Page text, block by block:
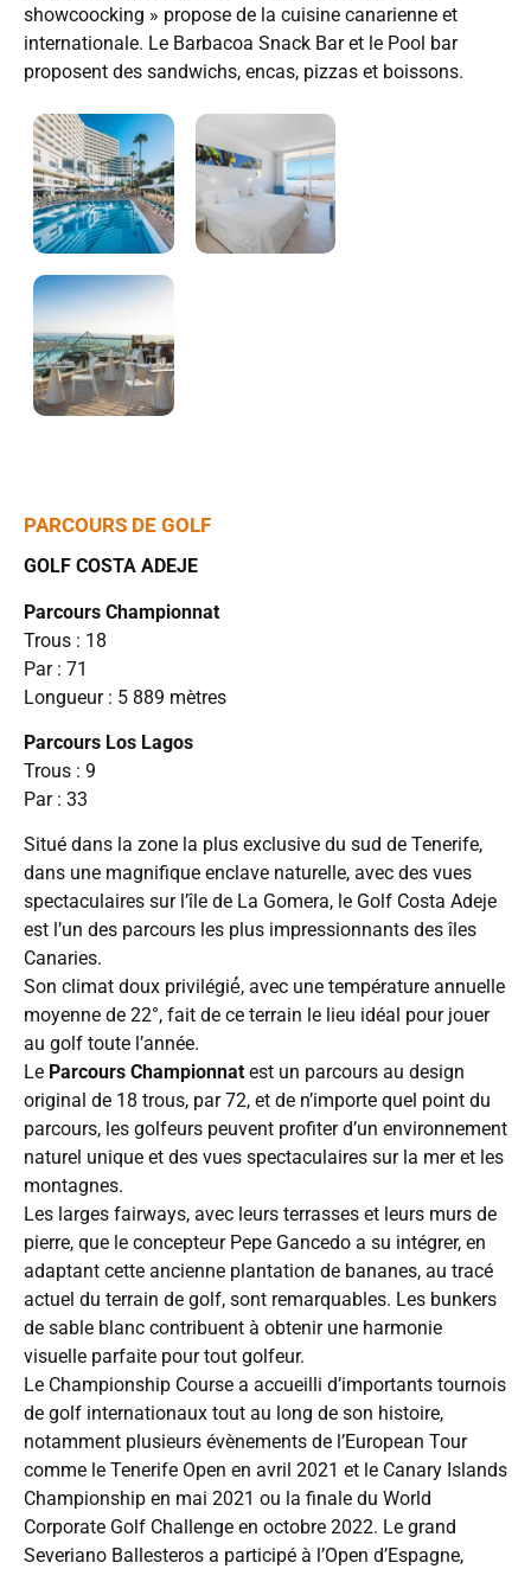
showcoocking » propose de la cuisine canarienne et
internationale. Le Barbacoa Snack Bar et le Pool bar
proposent des sandwichs, encas, pizzas et boissons.
PARCOURS DE GOLF
GOLF COSTA ADEJE
Parcours Championnat
Trous : 18
Par : 71
Longueur : 5 889 mètres
Parcours Los Lagos
Trous : 9
Par : 33
Situé dans la zone la plus exclusive du sud de Tenerife,
dans une magnifique enclave naturelle, avec des vues
spectaculaires sur l’île de La Gomera, le Golf Costa Adeje
est l’un des parcours les plus impressionnants des îles
Canaries.
Son climat doux privilégié́, avec une température annuelle
moyenne de 22°, fait de ce terrain le lieu idéal pour jouer
au golf toute l’année.
Le Parcours Championnat est un parcours au design
original de 18 trous, par 72, et de n’importe quel point du
parcours, les golfeurs peuvent profiter d’un environnement
naturel unique et des vues spectaculaires sur la mer et les
montagnes.
Les larges fairways, avec leurs terrasses et leurs murs de
pierre, que le concepteur Pepe Gancedo a su intégrer, en
adaptant cette ancienne plantation de bananes, au tracé
actuel du terrain de golf, sont remarquables. Les bunkers
de sable blanc contribuent à obtenir une harmonie
visuelle parfaite pour tout golfeur.
Le Championship Course a accueilli d’importants tournois
de golf internationaux tout au long de son histoire,
notamment plusieurs évènements de l’European Tour
comme le Tenerife Open en avril 2021 et le Canary Islands
Championship en mai 2021 ou la finale du World
Corporate Golf Challenge en octobre 2022. Le grand
Severiano Ballesteros a participé à l’Open d’Espagne,